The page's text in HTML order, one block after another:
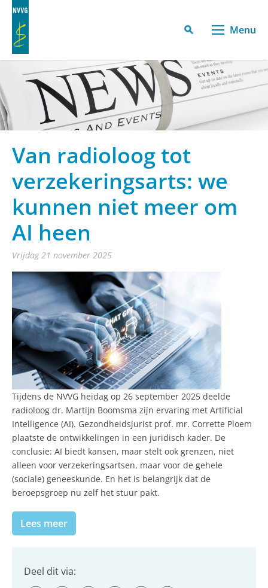
Menu
Van radioloog tot
verzekeringsarts: we
kunnen niet meer om
AI heen
vrijdag 21 november 2025
Tijdens de NVVG heidag op 26 september 2025 deelde
radioloog dr. Martijn Boomsma zijn ervaring met Artificial
Intelligence (AI). Gezondheidsjurist prof. mr. Corrette Ploem
plaatste de ontwikkelingen in een juridisch kader. De
conclusie: AI biedt kansen, maar stelt ook grenzen, niet
alleen voor verzekeringsartsen, maar voor de gehele
(sociale) geneeskunde. En het is belangrijk dat de
beroepsgroep nu zelf het stuur pakt.
Lees meer
Deel dit via: